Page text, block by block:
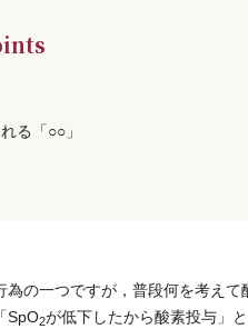
る「○○」
の一つですが，普段何を考え
SpO2が低下したから酸素投与」